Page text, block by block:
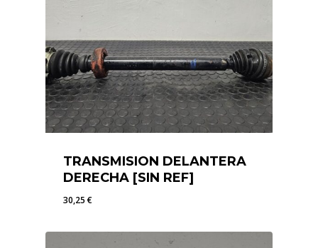
TRANSMISION DELANTERA
DERECHA [SIN REF]
30,25€